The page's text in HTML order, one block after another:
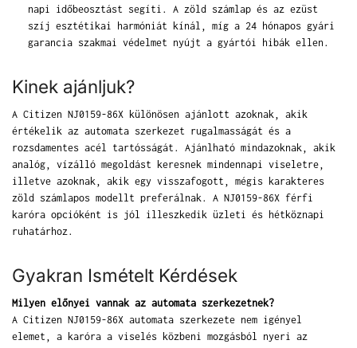
napi időbeosztást segíti. A zöld számlap és az ezüst
szíj esztétikai harmóniát kínál, míg a 24 hónapos gyári
garancia szakmai védelmet nyújt a gyártói hibák ellen.
Kinek ajánljuk?
A Citizen NJ0159-86X különösen ajánlott azoknak, akik
értékelik az automata szerkezet rugalmasságát és a
rozsdamentes acél tartósságát. Ajánlható mindazoknak, akik
analóg, vízálló megoldást keresnek mindennapi viseletre,
illetve azoknak, akik egy visszafogott, mégis karakteres
zöld számlapos modellt preferálnak. A NJ0159-86X férfi
karóra opcióként is jól illeszkedik üzleti és hétköznapi
ruhatárhoz.
Gyakran Ismételt Kérdések
Milyen előnyei vannak az automata szerkezetnek?
A Citizen NJ0159-86X automata szerkezete nem igényel
elemet, a karóra a viselés közbeni mozgásból nyeri az